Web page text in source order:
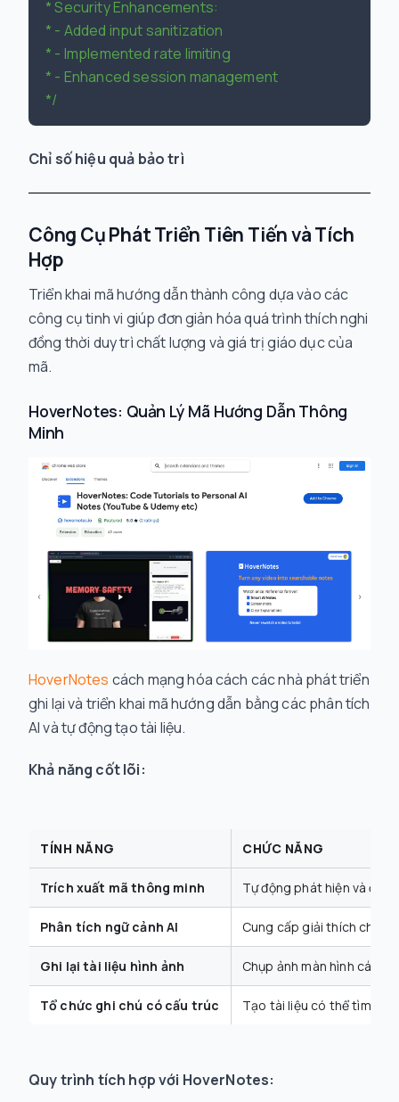
* Security Enhancements:
* - Added input sanitization
* - Implemented rate limiting
* - Enhanced session management
*/
Chỉ số hiệu quả bảo trì
Công Cụ Phát Triển Tiên Tiến và Tích
Hợp
Triển khai mã hướng dẫn thành công dựa vào các
công cụ tinh vi giúp đơn giản hóa quá trình thích nghi
đồng thời duy trì chất lượng và giá trị giáo dục của
mã.
HoverNotes: Quản Lý Mã Hướng Dẫn Thông
Minh
HoverNotes cách mạng hóa cách các nhà phát triển
ghi lại và triển khai mã hướng dẫn bằng các phân tích
AI và tự động tạo tài liệu.
Khả năng cốt lõi:
TÍNH NĂNG CHỨC NĂNG
Trích xuất mã thông minh Tự động phát hiện và
Phân tích ngữ cảnh AI Cung cấp giải thích chi
Ghi lại tài liệu hình ảnh Chụp ảnh màn hình các
Tổ chức ghi chú có cấu trúc Tạo tài liệu có thể tìm
Quy trình tích hợp với HoverNotes: